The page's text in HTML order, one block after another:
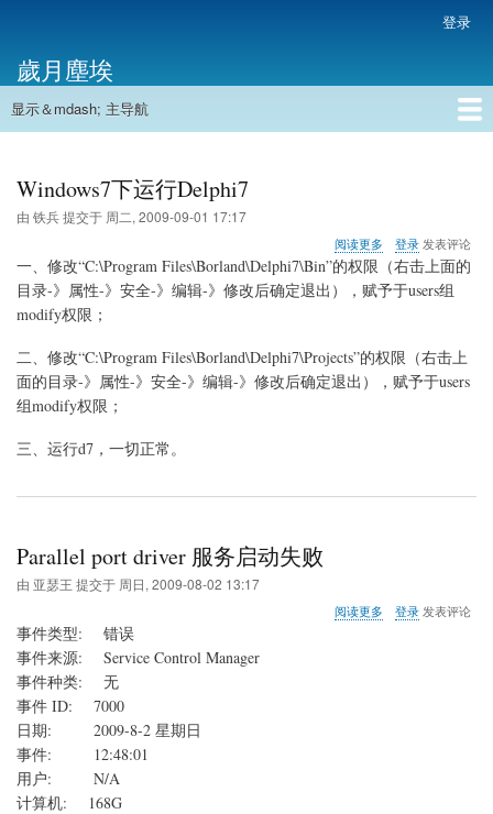
主
内
帐
户
菜
登录
歲月塵埃
主显示＆mdash; 主导航
Windows7下运行Delphi7
由 铁兵提交于 周二, 2009-09-01 17:17
阅读更多
于
Windows7
下
Delphi7
登录发表评论
一、修改“C:\Program Files\Borland\Delphi7\Bin”的权限（右击上面的
目录-》属性-》安全-》编辑-》修改后确定退出），赋予于users组
modify权限；
二、修改“C:\Program Files\Borland\Delphi7\Projects”的权限（右击上
面的目录-》属性-》安全-》编辑-》修改后确定退出），赋予于users
组modify权限；
三、运行d7，一切正常。
Parallel port driver 服务启动失败
由 亚瑟王 提交于 周日, 2009-08-02 13:17
阅读更多 登录发表评论
事件类型: 错误
事件来源: Service Control Manager
事件种类: 无
事件 ID: 7000
日期: 2009-8-2 星期日
事件: 12:48:01
用户: N/A
计算机: 168G